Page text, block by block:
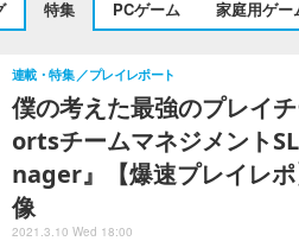
特集 PCゲーム 家庭用ゲー
僕の考えた最強のプレイ
ortsチームマネジメント
nager』【爆速プレイレ
像
連載・特集 プレイレポート
2021.3.10 Wed 18:00